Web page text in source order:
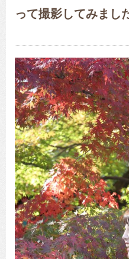
って撮影してみまし